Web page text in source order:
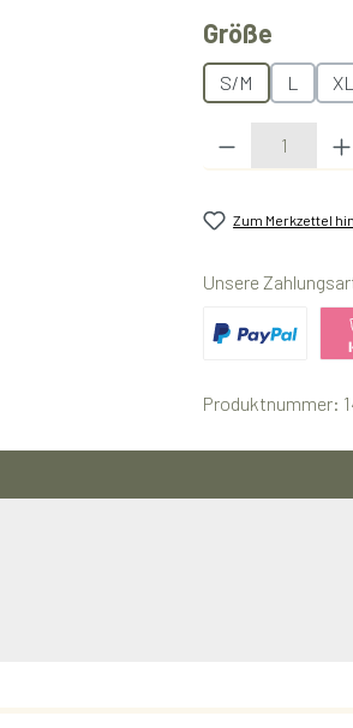
Größe
S/M L XL
Produkt Anzahl:
Zum Merkzettel
Unsere
Produktnummer: